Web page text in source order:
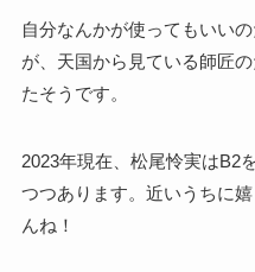
自分なんかが使ってもいい
が、天国から見ている師匠
たそうです。
2023年現在、松尾怜実はB2
つつあります。近いうちに
んね！